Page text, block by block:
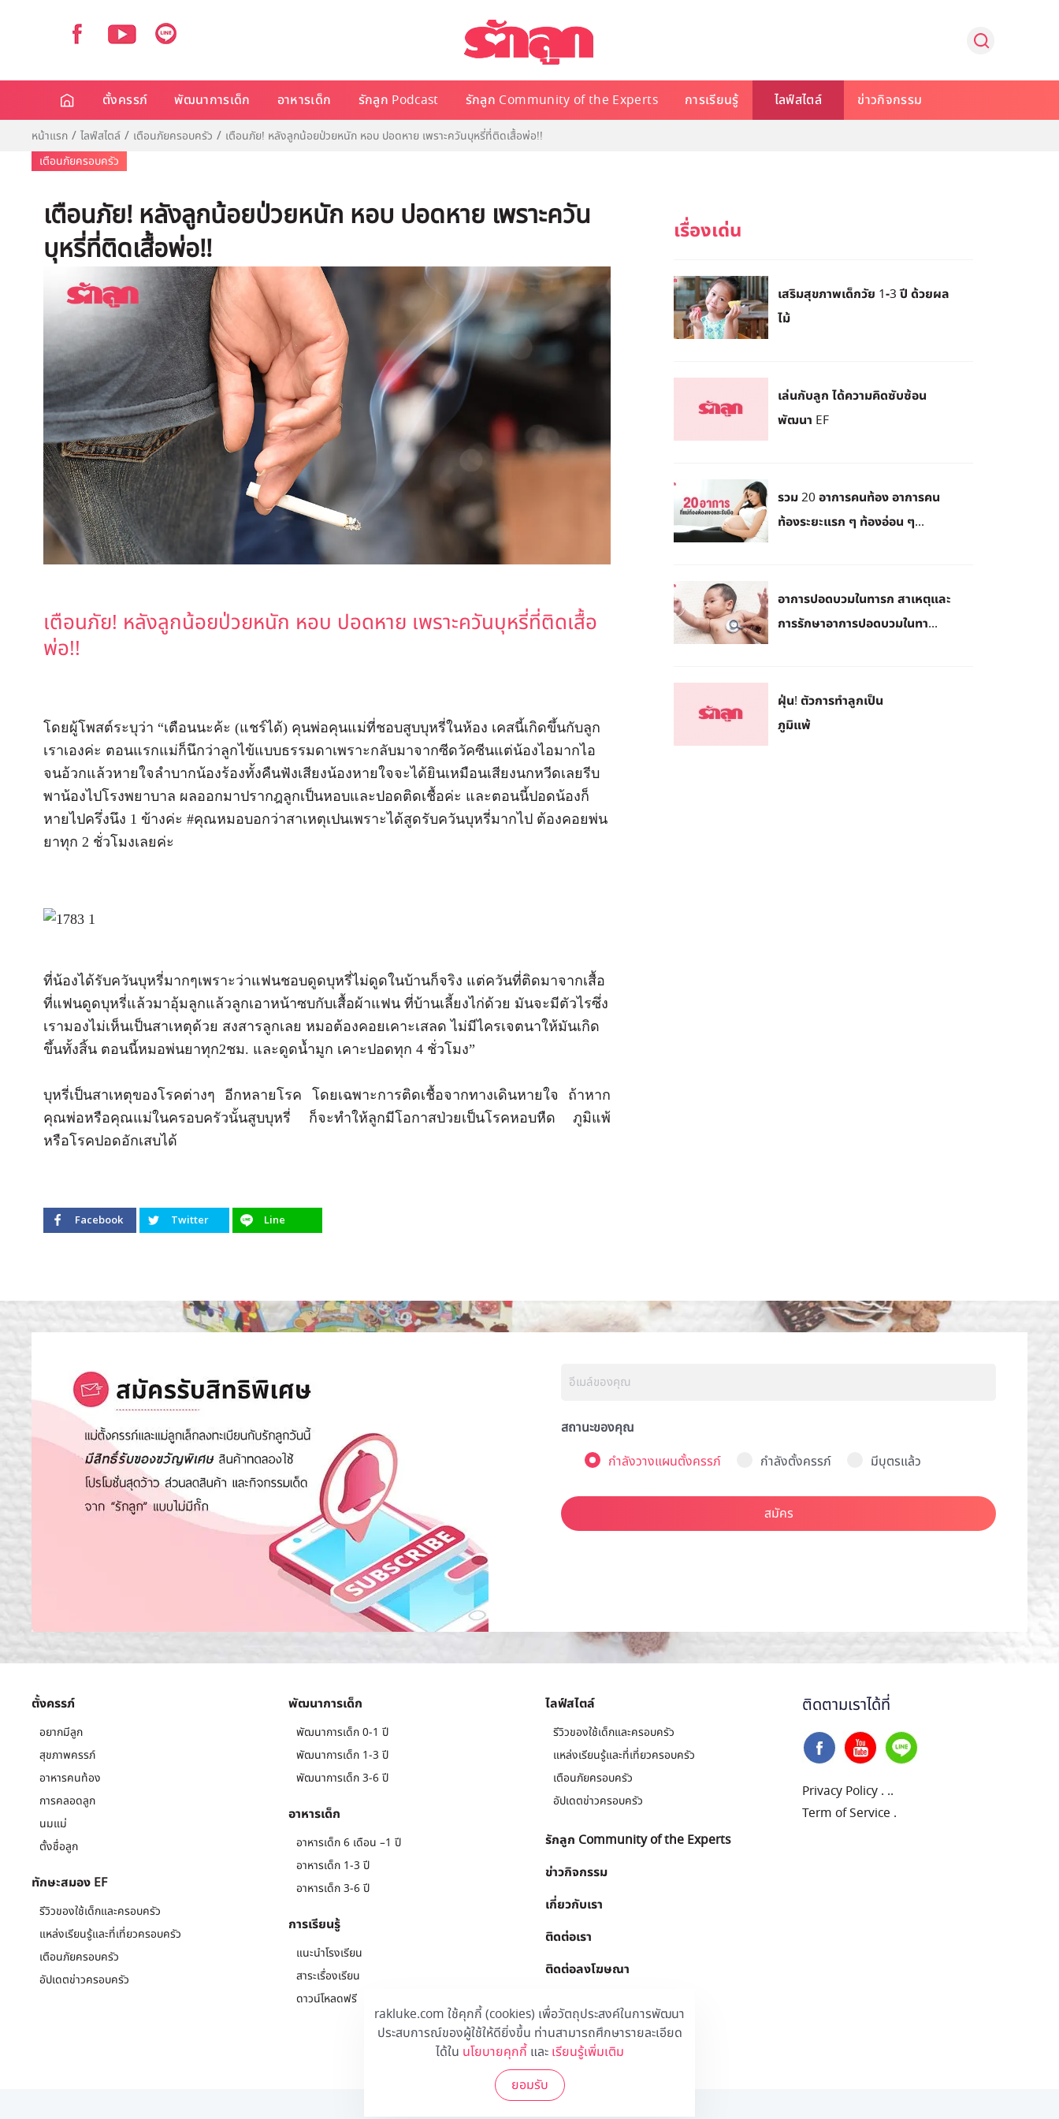
rakluke.com ใช้คุกกี้ (cookies) เพื่อวัตถุประสงค์ในการพัฒนา
ประสบการณ์ของผู้ใช้ให้ดียิ่งขึ้น ท่านสามารถศึกษารายละเอียด
ได้ใน นโยบายคุกกี้และ เรียนรู้เพิ่มเติม
ยอมรับ
ตั้งครรภ์ พัฒนาการเด็ก อาหารเด็ก รักลูก Podcast รักลูก Community of the Experts การเรียนรู้ ไลฟ์สไตล์ ข่าวกิจกรรม
หน้าแรก ไลฟ์สไตล์ เตือนภัยครอบครัว
เตือนภัย! หลังลูกน้อยป่วยหนัก หอบ ปอดหาย เพราะควันบุหรี่ที่ติดเสื้อพ่อ!!
เตือนภัยครอบครัว
เตือนภัย! หลังลูกน้อยป่วยหนัก หอบ ปอดหาย เพราะควัน
บุหรี่ที่ติดเสื้อพ่อ!!
เตือนภัย! หลังลูกน้อยป่วยหนัก หอบ ปอดหาย เพราะควันบุหรี่ที่ติดเสื้อ
พ่อ!!
โดยผู้โพสต์ระบุว่า “เตือนนะค้ะ (แชร์ได้) คุนพ่อคุนแม่ที่ชอบสูบบุหรี่ในห้อง เคสนี้เกิดขึ้นกับลูก
เราเองค่ะ ตอนแรกแม่ก็นึกว่าลูกไข้แบบธรรมดาเพราะกลับมาจากซีดวัคซีนแต่น้องไอมากไอ
จนอ้วกแล้วหายใจลำบากน้องร้องทั้งคืนฟังเสียงน้องหายใจจะได้ยินเหมือนเสียงนกหวีดเลยรีบ
พาน้องไปโรงพยาบาล ผลออกมาปรากฎลูกเป็นหอบและปอดติดเชื้อค่ะ และตอนนี้ปอดน้องก็
หายไปครึ่งนึง 1 ข้างค่ะ #คุณหมอบอกว่าสาเหตุเปนเพราะได้สูดรับควันบุหรี่มากไป ต้องคอยพ่น
ยาทุก 2 ชั่วโมงเลยค่ะ
ที่น้องได้รับควันบุหรี่มากๆเพราะว่าแฟนชอบดูดบุหรี่ไม่ดูดในบ้านก็จริง แต่ควันที่ติดมาจากเสื้อ
ที่แฟนดูดบุหรี่แล้วมาอุ้มลูกแล้วลูกเอาหน้าซบกับเสื้อผ้าแฟน ที่บ้านเลี้ยงไก่ด้วย มันจะมีตัวไรซึ่ง
เรามองไม่เห็นเป็นสาเหตุด้วย สงสารลูกเลย หมอต้องคอยเคาะเสลด ไม่มีไครเจตนาให้มันเกิด
ขึ้นทั้งสิ้น ตอนนี้หมอพ่นยาทุก2ชม. และดูดน้ำมูก เคาะปอดทุก 4 ชั่วโมง”
บุหรี่เป็นสาเหตุของโรคต่างๆ อีกหลายโรค โดยเฉพาะการติดเชื้อจากทางเดินหายใจ ถ้าหาก
คุณพ่อหรือคุณแม่ในครอบครัวนั้นสูบบุหรี่ ก็จะทำให้ลูกมีโอกาสป่วยเป็นโรคหอบหืด ภูมิแพ้
หรือโรคปอดอักเสบได้
Facebook Twitter Line
เสริมสุขภาพเด็กวัย 1-3 ปี ด้วยผล
ไม้
เล่นกับลูก ได้ความคิดซับซ้อน
พัฒนา EF
รวม 20 อาการคนท้อง อาการคน
ท้องระยะแรก ๆ ท้องอ่อน ๆ...
อาการปอดบวมในทารก สาเหตุและ
การรักษาอาการปอดบวมในทา...
ฝุ่น! ตัวการทำลูกเป็น
ภูมิแพ้
สถานะของคุณ
กำลังวางแผนตั้งครรภ์
กำลังตั้งครรภ์ มีบุตรแล้ว
สมัคร
ตั้งครรภ์
อยากมีลูก
สุขภาพครรภ์
อาหารคนท้อง
การคลอดลูก
นมแม่
ตั้งชื่อลูก
ทักษะสมอง EF
รีวิวของใช้เด็กและครอบครัว
แหล่งเรียนรู้และที่เที่ยวครอบครัว
เตือนภัยครอบครัว
อัปเดตข่าวครอบครัว
พัฒนาการเด็ก
พัฒนาการเด็ก 0-1 ปี
พัฒนาการเด็ก 1-3 ปี
พัฒนาการเด็ก 3-6 ปี
อาหารเด็ก
อาหารเด็ก 6 เดือน –1 ปี
อาหารเด็ก 1-3 ปี
อาหารเด็ก 3-6 ปี
การเรียนรู้
แนะนำโรงเรียน
สาระเรื่องเรียน
ดาวน์โหลดฟรี
ไลฟ์สไตล์
รีวิวของใช้เด็กและครอบครัว
แหล่งเรียนรู้และที่เที่ยวครอบครัว
เตือนภัยครอบครัว
อัปเดตข่าวครอบครัว
รักลูก Community of the Experts
ข่าวกิจกรรม
เกี่ยวกับเรา
ติดต่อเรา
ติดต่อลงโฆษณา
ติดตามเราได้ที่
Privacy Policy . ..
Term of Service .